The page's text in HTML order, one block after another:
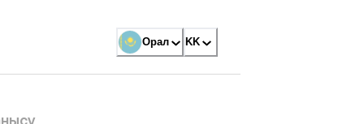
Орал KK